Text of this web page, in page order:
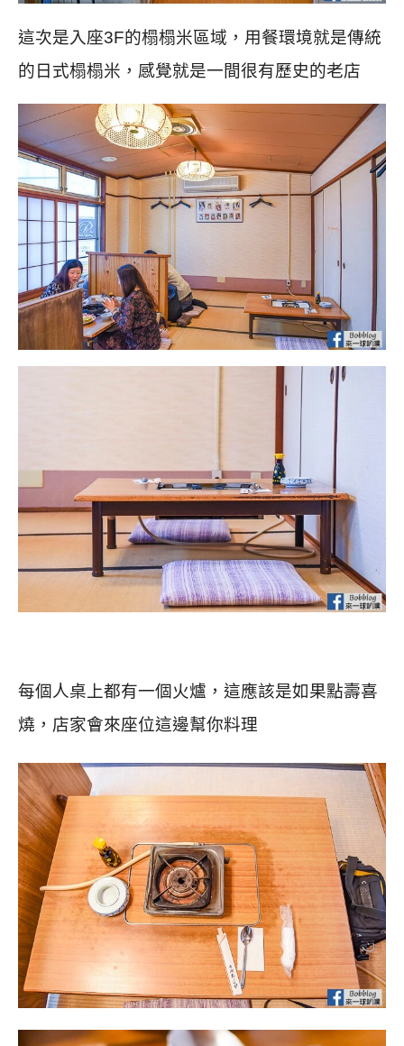
這次是入座3F的榻榻米區域，用餐環境就是傳統
的日式榻榻米，感覺就是一間很有歷史的老店
每個人桌上都有一個火爐，這應該是如果點壽喜
燒，店家會來座位這邊幫你料理